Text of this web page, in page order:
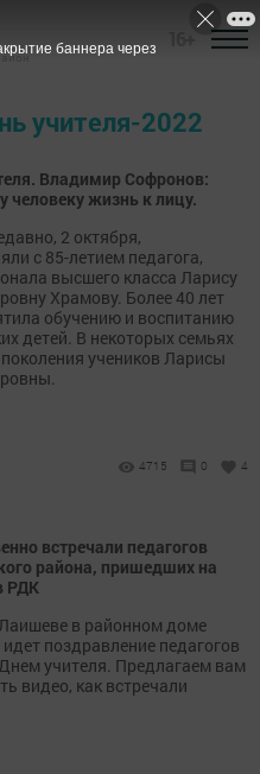
учителя-2022
Владимир Софронов:
человеку жизнь к лицу.
2 октября,
с 85-летием педагога,
высшего класса Ларису
Храмову. Более 40 лет
обучению и воспитанию
детей. В некоторых семьях
учеников Ларисы
4715 0 4
встречали педагогов
района, пришедших на
РДК
в районном доме
поздравление педагогов
учителя. Предлагаем вам
видео, как встречали
баннера через